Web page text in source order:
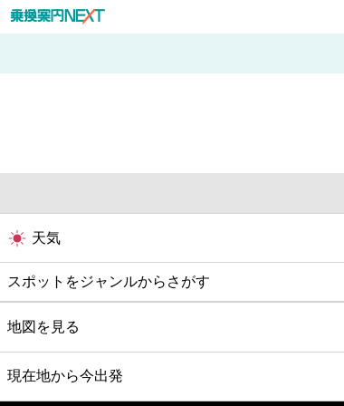
天気
スポットをジャンルからさがす
グルメ
映画
地図を見る
現在地から今出発